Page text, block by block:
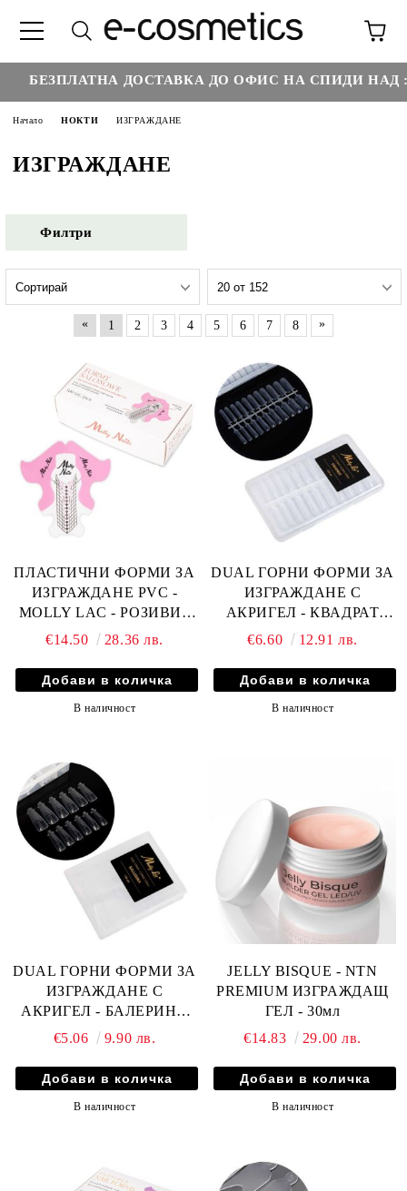
БЕЗПЛАТНА ДОСТАВКА ДО ОФИС НА СПИДИ НАД :
Начало НОКТИ ИЗГРАЖДАНЕ
ИЗГРАЖДАНЕ
Филтри
« 1 2 3 4 5 6 7 8 »
ПЛАСТИЧНИ ФОРМИ ЗА
ИЗГРАЖДАНЕ PVC -
MOLLY LAC - РОЗИВИ+
КУТИЯ 500бр
€14.50 28.36 лв.
В наличност
DUAL ГОРНИ ФОРМИ ЗА
ИЗГРАЖДАНЕ С
АКРИГЕЛ - КВАДРАТ
220бр
€6.60 12.91 лв.
В наличност
DUAL ГОРНИ ФОРМИ ЗА
ИЗГРАЖДАНЕ С
АКРИГЕЛ - БАЛЕРИНА
120бр
€5.06 9.90 лв.
В наличност
JELLY BISQUE - NTN
PREMIUM ИЗГРАЖДАЩ
ГЕЛ - 30мл
€14.83
29.00 лв.
В наличност